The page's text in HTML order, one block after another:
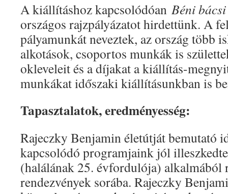
A kiállításhoz kapcsolódóan Béni
országos rajzpályázatot hirdettünk. A
pályamunkát neveztek, az ország több
alkotások, csoportos munkák is
okleveleit és a díjakat a kiállítás-
munkákat időszaki kiállításunkban is
Tapasztalatok, eredményesség:
Rajeczky Benjamin életútját bemutató
kapcsolódó programjaink jól
(halálának 25. évfordulója) alkalmából
rendezvények sorába. Rajeczky